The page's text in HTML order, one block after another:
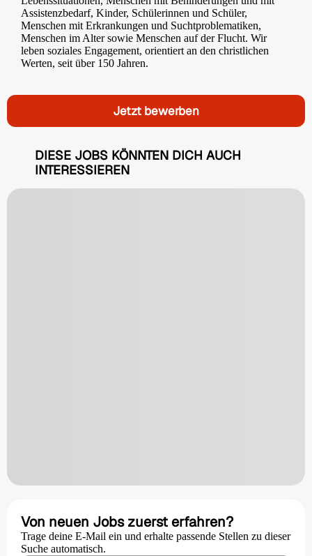
Assistenzbedarf, Kinder, Schülerinnen und Schüler,
Menschen mit Erkrankungen und Suchtproblematiken,
Menschen im Alter sowie Menschen auf der Flucht. Wir
leben soziales Engagement, orientiert an den christlichen
Werten, seit über 150 Jahren.
Jetzt bewerben
DIESE JOBS KÖNNTEN DICH AUCH
INTERESSIEREN
Von neuen Jobs zuerst erfahren?
Trage deine E-Mail ein und erhalte passende Stellen zu dieser
Suche automatisch.